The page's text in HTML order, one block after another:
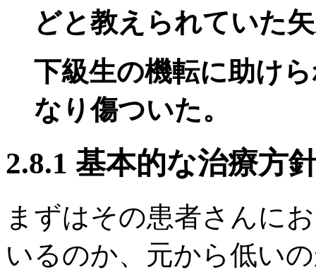
どと教えられていた
下級生の機転に助け
なり傷ついた。
2.8.1 基本的な治療方
まずはその患者さんに
いるのか、元から低い